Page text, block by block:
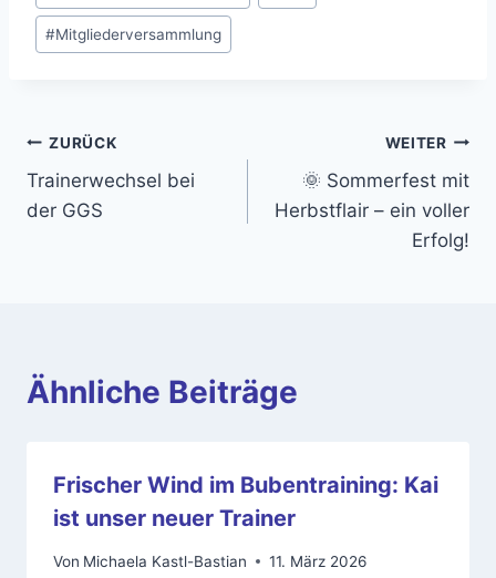
#Mitgliederversammlung
Beitragsnavigation
ZURÜCK
Trainerwechsel bei
der GGS
WEITER
🌞 Sommerfest mit
Herbstflair – ein voller
Erfolg!
Ähnliche Beiträge
Frischer Wind im Bubentraining: Kai
ist unser neuer Trainer
Von Michaela Kastl-Bastian 11. März 2026